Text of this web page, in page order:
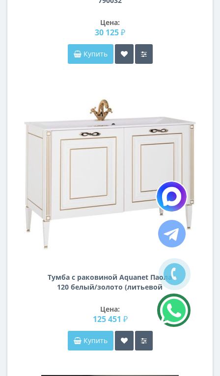
Цена:
30 125 ₽
Купить
Тумба с раковиной Aquanet Паола
120 белый/золото (литьевой
Цена:
125 451 ₽
Купить